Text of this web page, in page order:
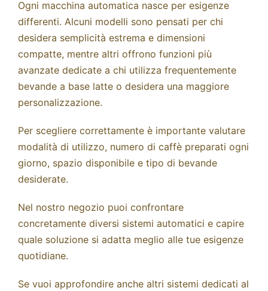
Ogni macchina automatica nasce per esigenze
differenti. Alcuni modelli sono pensati per chi
desidera semplicità estrema e dimensioni
compatte, mentre altri offrono funzioni più
avanzate dedicate a chi utilizza frequentemente
bevande a base latte o desidera una maggiore
personalizzazione.
Per scegliere correttamente è importante valutare
modalità di utilizzo, numero di caffè preparati ogni
giorno, spazio disponibile e tipo di bevande
desiderate.
Nel nostro negozio puoi confrontare
concretamente diversi sistemi automatici e capire
quale soluzione si adatta meglio alle tue esigenze
quotidiane.
Se vuoi approfondire anche altri sistemi dedicati al